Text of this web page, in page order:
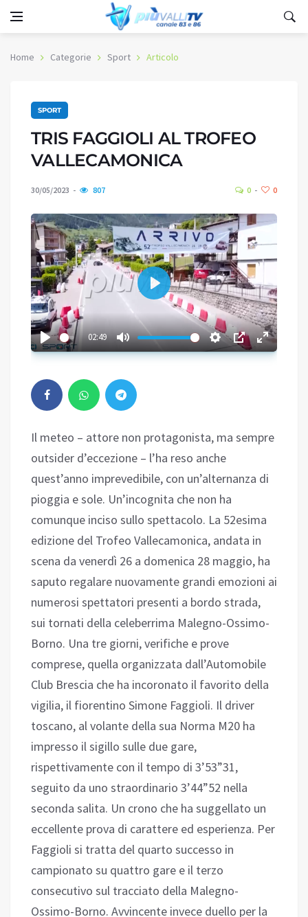
Home Categorie Sport Articolo
SPORT
TRIS FAGGIOLI AL TROFEO
VALLECAMONICA
30/05/2023 807 0 0
02:49
Play
Il meteo – attore non protagonista, ma sempre
outsider d’eccezione – l’ha reso anche
quest’anno imprevedibile, con un’alternanza di
pioggia e sole. Un’incognita che non ha
comunque inciso sullo spettacolo. La 52esima
edizione del Trofeo Vallecamonica, andata in
scena da venerdì 26 a domenica 28 maggio, ha
saputo regalare nuovamente grandi emozioni ai
numerosi spettatori presenti a bordo strada,
sui tornati della celeberrima Malegno-Ossimo-
Borno. Una tre giorni, verifiche e prove
comprese, quella organizzata dall’Automobile
Club Brescia che ha incoronato il favorito della
vigilia, il fiorentino Simone Faggioli. Il driver
toscano, al volante della sua Norma M20 ha
impresso il sigillo sulle due gare,
rispettivamente con il tempo di 3’53”31,
seguito da uno straordinario 3’44”52 nella
seconda salita. Un crono che ha suggellato un
eccellente prova di carattere ed esperienza. Per
Faggioli si tratta del quarto successo in
campionato su quattro gare e il terzo
consecutivo sul tracciato della Malegno-
Ossimo-Borno. Avvincente invece duello per la